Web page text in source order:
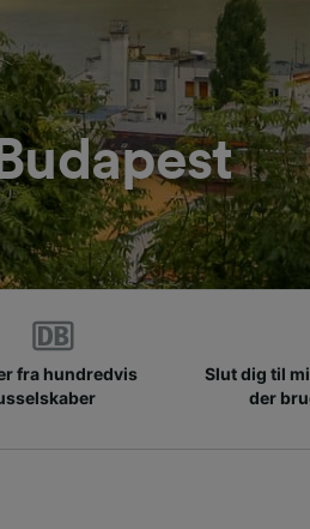
fra hundredvis
Slut dig til
der